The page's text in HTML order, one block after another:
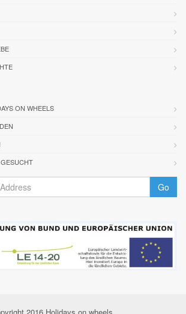
ON WHEELS
Go